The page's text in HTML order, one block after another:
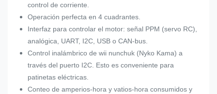
control de corriente.
Operación perfecta en 4 cuadrantes.
Interfaz para controlar el motor: señal PPM (servo RC),
analógica, UART, I2C, USB o CAN-bus.
Control inalámbrico de wii nunchuk (Nyko Kama) a
través del puerto I2C. Esto es conveniente para
patinetas eléctricas.
Conteo de amperios-hora y vatios-hora consumidos y